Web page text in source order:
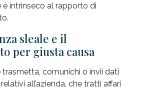
intrinseco al rapporto di
sleale e il
per giusta causa
comunichi o invii dati
all’azienda, che tratti affari